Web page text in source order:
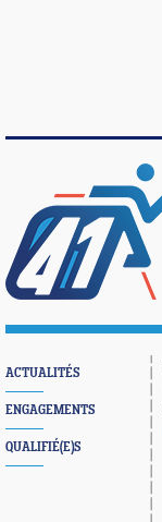
ACTUALITÉS
ENGAGEMENTS
QUALIFIÉ(E)S